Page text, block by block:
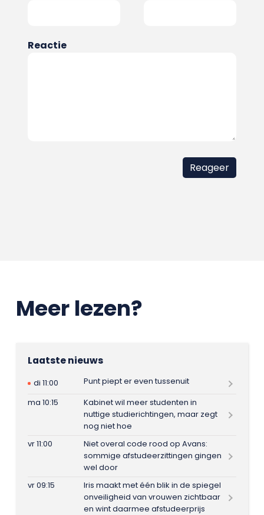
Reactie
Meer lezen?
Laatste nieuws
di 11:00
Punt piept er even tussenuit
ma 10:15
Kabinet wil meer studenten in
nuttige studierichtingen, maar zegt
nog niet hoe
vr 11:00
Niet overal code rood op Avans:
sommige afstudeerzittingen gingen
wel door
vr 09:15
Iris maakt met één blik in de spiegel
onveiligheid van vrouwen zichtbaar
en wint daarmee afstudeerprijs